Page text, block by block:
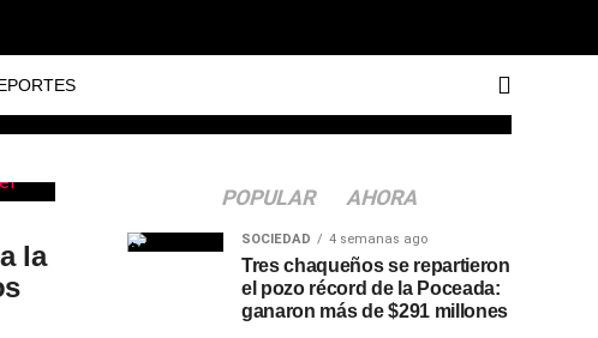
la
POPULAR AHORA
SOCIEDAD 4 semanas ago
Tres chaqueños se repartieron
el pozo récord de la Poceada:
ganaron más de $291 millones